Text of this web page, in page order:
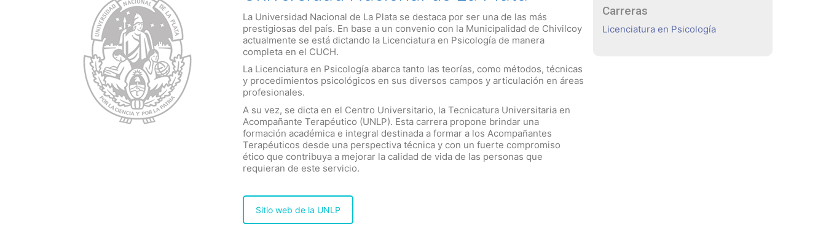
La Universidad Nacional de La Plata se destaca por ser una de las más
prestigiosas del país. En base a un convenio con la Municipalidad de Chivilcoy
actualmente se está dictando la Licenciatura en Psicología de manera
completa en el CUCH.
La Licenciatura en Psicología abarca tanto las teorías, como métodos, técnicas
y procedimientos psicológicos en sus diversos campos y articulación en áreas
profesionales.
A su vez, se dicta en el Centro Universitario, la Tecnicatura Universitaria en
Acompañante Terapéutico (UNLP). Esta carrera propone brindar una
formación académica e integral destinada a formar a los Acompañantes
Terapéuticos desde una perspectiva técnica y con un fuerte compromiso
ético que contribuya a mejorar la calidad de vida de las personas que
requieran de este servicio.
Sitio web de la UNLP
Carreras
Licenciatura en Psicología